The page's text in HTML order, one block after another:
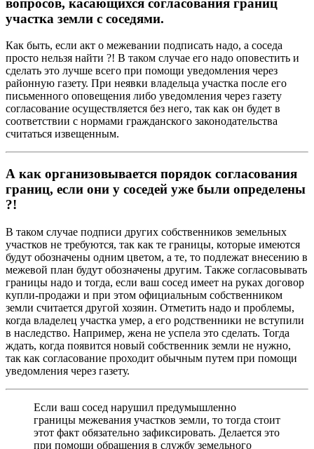
участка земли с соседями.
Как быть, если акт о межевании подписать надо, а соседа
просто нельзя найти ?! В таком случае его надо оповестить и
сделать это лучше всего при помощи уведомления через
районную газету. При неявки владельца участка после его
письменного оповещения либо уведомления через газету
согласование осуществляется без него, так как он будет в
соответствии с нормами гражданского законодательства
считаться извещенным.
А как организовывается порядок согласования
границ, если они у соседей уже были определены
?!
В таком случае подписи других собственников земельных
участков не требуются, так как те границы, которые имеются
будут обозначены одним цветом, а те, то подлежат внесению в
межевой план будут обозначены другим. Также согласовывать
границы надо и тогда, если ваш сосед имеет на руках договор
купли-продажи и при этом официальным собственником
земли считается другой хозяин. Отметить надо и проблемы,
когда владелец участка умер, а его родственники не вступили
в наследство. Например, жена не успела это сделать. Тогда
ждать, когда появится новый собственник земли не нужно,
так как согласование проходит обычным путем при помощи
уведомления через газету.
Если ваш сосед нарушил предумышленно
границы межевания участков земли, то тогда стоит
этот факт обязательно зафиксировать. Делается это
при помощи обращения в службу земельного